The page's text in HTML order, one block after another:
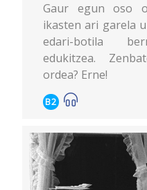
Gaur egun oso
ikasten ari garela
edari-botila
edukitzea.
ordea? Erne!
B2